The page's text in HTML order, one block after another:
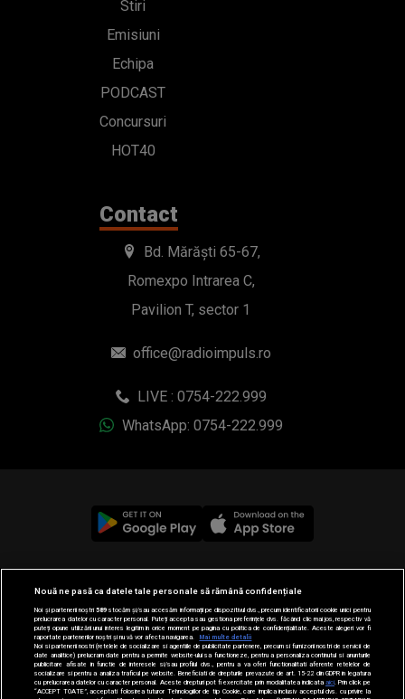
Stiri
Emisiuni
Echipa
PODCAST
Concursuri
HOT40
Contact
Bd. Mărăști 65-67,
Romexpo Intrarea C,
Pavilion T, sector 1
office@radioimpuls.ro
LIVE : 0754-222.999
WhatsApp: 0754-222.999
© 2019-2026 DOGAN MEDIA INTERNATIONAL SA, Toate
drepturile rezervate.
Nouă ne pasă ca datele tale personale să rămână confidențiale
Noi și partenerii noștri589stocăm și/sau accesăm informații pe dispozitivul dvs., precum identificatorii cookie unici pentru
prelucrarea datelor cu caracter personal. Puteți accepta sau gestiona preferințele dvs. făcând clic mai jos, respectiv vă
puteți opune utilizării unui interes legitim în orice moment pe pagina cu politica de confidențialitate. Aceste alegeri vor fi
raportate partenerilor noștri și nu vă vor afecta navigarea.
Mai multe detalii
Noi si partenerii nostri (retelele de socializare si agentiile de publicitate partenere, precum si furnizorii nostri de servicii de
date analitice) prelucram date pentru a permite website-ului sa functioneze, pentru a personaliza continutul si anunturile
publicitare afisate in functie de interesele si/sau profilul dvs., pentru a va oferi functionalitati aferente retelelor de
socializare si pentru a analiza traficul pe website. Beneficiati de drepturile prevazute de art. 15-22 din GDPR in legatura
cu prelucrarea datelor cu caracter personal. Aceste drepturi pot fi exercitate prin modalitatea indicataaici . Prin click pe
“ACCEPT TOATE”, acceptati folosirea tuturor Tehnologiilor de tip Cookie, care implica inclusiv acceptul dvs. cu privire la